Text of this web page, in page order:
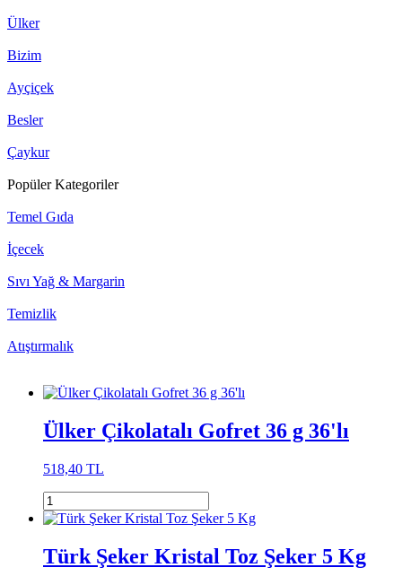
Ülker
Bizim
Ayçiçek
Besler
Çaykur
Popüler Kategoriler
Temel Gıda
İçecek
Sıvı Yağ & Margarin
Temizlik
Atıştırmalık
Ülker Çikolatalı Gofret 36 g 36'lı
518,40 TL
Türk Şeker Kristal Toz Şeker 5 Kg